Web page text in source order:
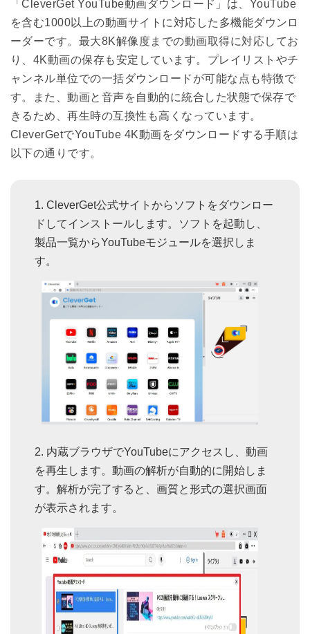
「CleverGet YouTube動画ダウンロード」は、YouTube
を含む1000以上の動画サイトに対応した多機能ダウンロ
ーダーです。最大8K解像度までの動画取得に対応してお
り、4K動画の保存も安定しています。プレイリストやチ
ャンネル単位での一括ダウンロードが可能な点も特徴で
す。また、動画と音声を自動的に統合した状態で保存で
きるため、再生時の互換性も高くなっています。
CleverGetでYouTube 4K動画をダウンロードする手順は
以下の通りです。
CleverGet公式サイトからソフトをダウンロー
ドしてインストールします。ソフトを起動し、
製品一覧からYouTubeモジュールを選択しま
す。
内蔵ブラウザでYouTubeにアクセスし、動画
を再生します。動画の解析が自動的に開始しま
す。解析が完了すると、画質と形式の選択画面
が表示されます。